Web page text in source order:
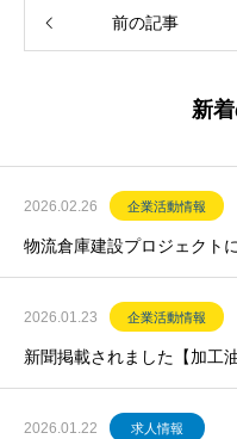
前の記事
新
2026.02.26 企業活動情報
物流倉庫建設プロジェクト
2026.01.23 企業活動情報
新聞掲載されました【加工
2026.01.22 求人情報